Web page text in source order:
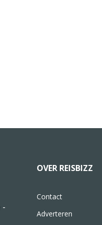
-
OVER REISBIZZ
Contact
Adverteren